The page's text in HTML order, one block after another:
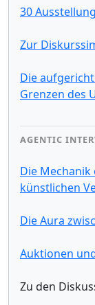
30
Zur
Die
Grenzen des
AGENTIC
Die Mechanik
künstlichen
Die Aura
Auktionen
Zu den